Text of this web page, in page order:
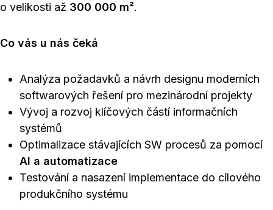
o velikosti až 300 000 m².
Co vás u nás čeká
Analýza požadavků a návrh designu moderních
softwarových řešení pro mezinárodní projekty
Vývoj a rozvoj klíčových částí informačních
systémů
Optimalizace stávajících SW procesů za pomocí
AI a automatizace
Testování a nasazení implementace do cílového
produkčního systému